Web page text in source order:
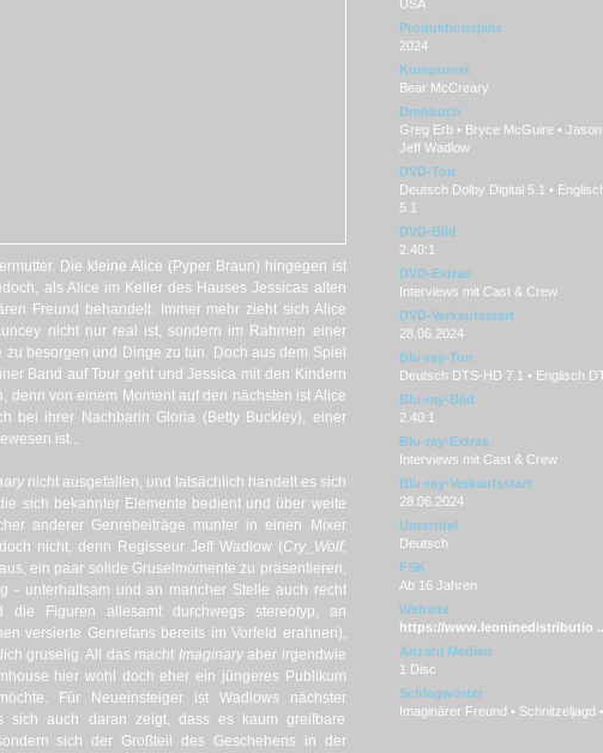
Die kleine Alice (Pyper Braun) hingegen ist
als Alice im Keller des Hauses Jessicas alten
Freund behandelt. Immer mehr zieht sich Alice
nicht nur real ist, sondern im Rahmen einer
besorgen und Dinge zu tun. Doch aus dem Spiel
Band auf Tour geht und Jessica mit den Kindern
von einem Moment auf den nächsten ist Alice
bei ihrer Nachbarin Gloria (Betty Buckley), einer
ist...
nicht ausgefallen, und tatsächlich handelt es sich
sich bekannter Elemente bedient und über weite
anderer Genrebeiträge munter in einen Mixer
nicht, denn Regisseur Jeff Wadlow (Cry_Wolf,
ein paar solide Gruselmomente zu präsentieren,
- unterhaltsam und an mancher Stelle auch recht
Figuren allesamt durchwegs stereotyp, an
versierte Genrefans bereits im Vorfeld erahnen),
gruselig. All das macht Imaginary aber irgendwie
hier wohl doch eher ein jüngeres Publikum
Für Neueinsteiger ist Wadlows nächster
sich auch daran zeigt, dass es kaum greifbare
sich der Großteil des Geschehens in der
USA
Produktionsjahr
2024
Komponist
Bear McCreary
Drehbuch
Greg Erb • Bryce McGuire •
Jeff Wadlow
DVD-Ton
Deutsch Dolby Digital 5.1 •
5.1
DVD-Bild
2.40:1
DVD-Extras
Interviews mit Cast & Crew
DVD-Verkaufsstart
28.06.2024
Blu-ray-Ton
Deutsch DTS-HD 7.1 • Englisch
Blu-ray-Bild
2.40:1
Blu-ray-Extras
Interviews mit Cast & Crew
Blu-ray-Verkaufsstart
28.06.2024
Untertitel
Deutsch
FSK
Ab 16 Jahren
Website
https://www.leoninedistributio
Anzahl Medien
1 Disc
Schlagwörter
Imaginärer Freund • Schnitzeljagd